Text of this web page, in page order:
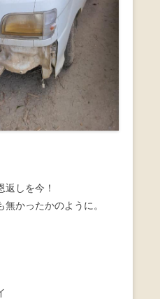
しを今！
かったかのように。